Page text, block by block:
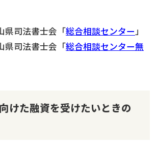
県司法書士会「総合相談センター」
県司法書士会「総合相談センター無
けた融資を受けたいときの